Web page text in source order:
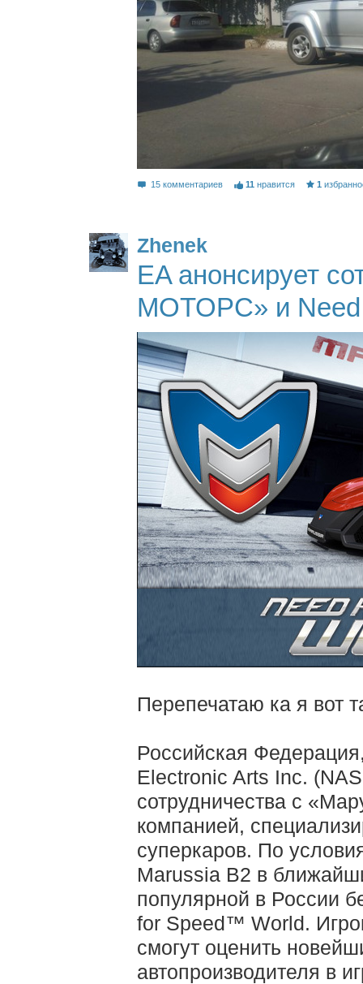
15 комментариев 11 нравится 1
Zhenek
EA анонсирует
МОТОРС» и Need
Перепечатаю ка я вот
Российская
Electronic Arts Inc.
сотрудничества с
компанией,
суперкаров. По
Marussia B2 в
популярной в России
for Speed™ World.
смогут оценить
автопроизводителя в